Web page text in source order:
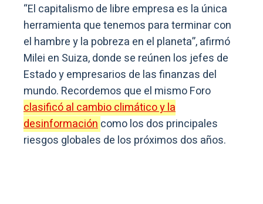
“El capitalismo de libre empresa es la única
herramienta que tenemos para terminar con
el hambre y la pobreza en el planeta”, afirmó
Milei en Suiza, donde se reúnen los jefes de
Estado y empresarios de las finanzas del
mundo. Recordemos que el mismo Foro
clasificó al cambio climático y la
desinformacióncomo los dos principales
riesgos globales de los próximos dos años.